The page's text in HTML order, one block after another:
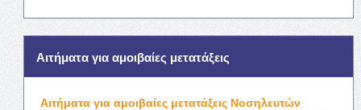
Αιτήματα για αμοιβαίες μετατάξεις
Αιτήματα για αμοιβαίες μετατάξεις Νοσηλευτών